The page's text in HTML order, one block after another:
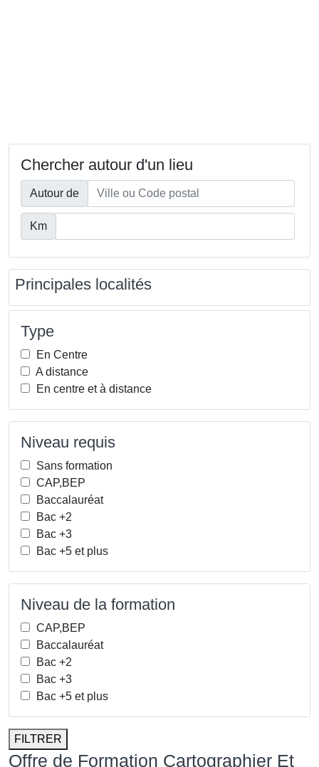
Chercher autour d'un lieu
Autour de
Km
Principales localités
Type
En Centre
A distance
En centre et à distance
Niveau requis
Sans formation
CAP,BEP
Baccalauréat
Bac +2
Bac +3
Bac +5 et plus
Niveau de la formation
CAP,BEP
Baccalauréat
Bac +2
Bac +3
Bac +5 et plus
FILTRER
Offre de Formation Cartographier Et